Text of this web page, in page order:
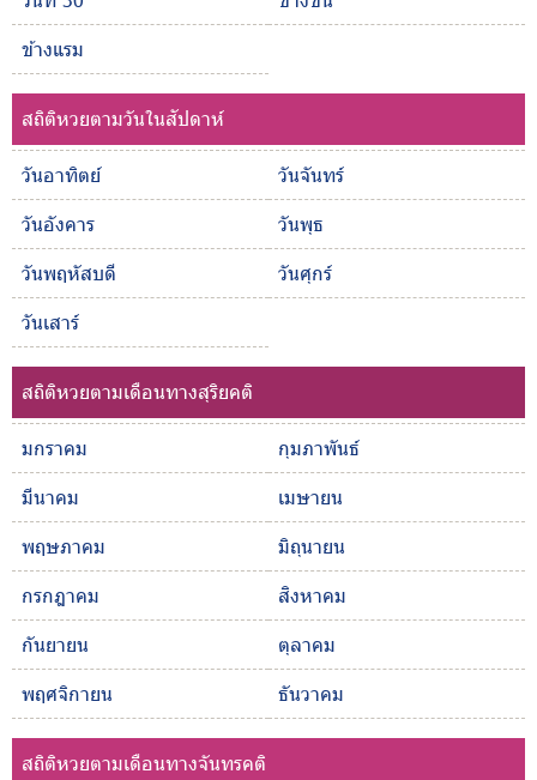
ข้างแรม
สถิติหวยตามวันในสัปดาห์
วันอาทิตย์
วันจันทร์
วันอังคาร
วันพุธ
วันพฤหัสบดี
วันศุกร์
วันเสาร์
สถิติหวยตามเดือนทางสุริยคติ
มกราคม
กุมภาพันธ์
มีนาคม
เมษายน
พฤษภาคม
มิถุนายน
กรกฎาคม
สิงหาคม
กันยายน
ตุลาคม
พฤศจิกายน
ธันวาคม
สถิติหวยตามเดือนทางจันทรคติ